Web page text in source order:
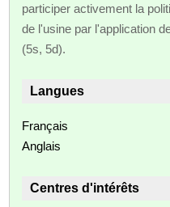
participer activement la
de l'usine par l'application
(5s, 5d).
Langues
Français
Anglais
Centres d'intérêts